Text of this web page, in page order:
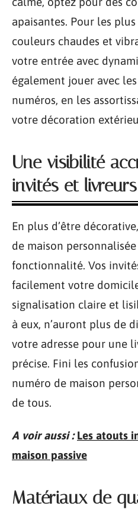
apaisantes. Pour les
couleurs chaudes et
votre entrée avec
également jouer avec
numéros, en les
votre décoration
Une visibilité
invités et livreurs
En plus d’être
de maison
fonctionnalité. Vos
facilement votre
signalisation claire et
à eux, n’auront plus de
votre adresse pour une
précise. Fini les
numéro de maison
de tous.
A voir aussi : Les atouts
maison passive
Matériaux de